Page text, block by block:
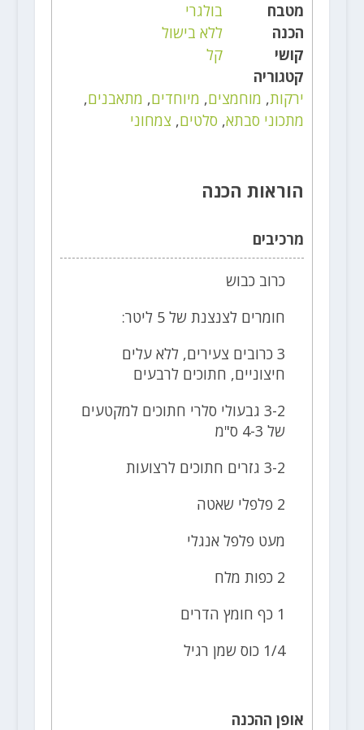
מטבח
בולגרי
הכנה
ללא בישול
קושי
קל
קטגוריה
ירקות, מוחמצים, מיוחדים, מתאבנים,
מתכוני סבתא, סלטים, צמחוני
הוראות הכנה
מרכיבים
כרוב כבוש
חומרים לצנצנת של 5 ליטר:
3 כרובים צעירים, ללא עלים
חיצוניים, חתוכים לרבעים
3-2 גבעולי סלרי חתוכים למקטעים
של 4-3 ס"מ
3-2 גזרים חתוכים לרצועות
2 פלפלי שאטה
מעט פלפל אנגלי
2 כפות מלח
1 כף חומץ הדרים
1/4 כוס שמן רגיל
אופן ההכנה